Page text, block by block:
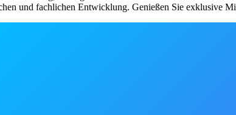
und fachlichen Entwicklung. Genießen Sie exklusive